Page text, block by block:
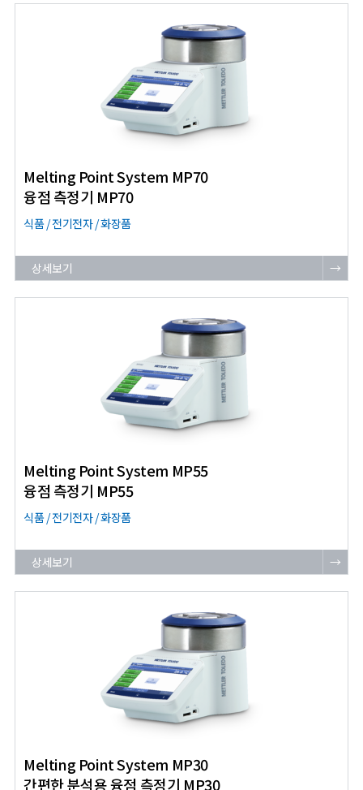
Melting Point System MP70
융점 측정기 MP70
식품 / 전기전자 / 화장품
상세보기 →
Melting Point System MP55
융점 측정기 MP55
식품 / 전기전자 / 화장품
상세보기 →
Melting Point System MP30
간편한 분석용 융점 측정기 MP30